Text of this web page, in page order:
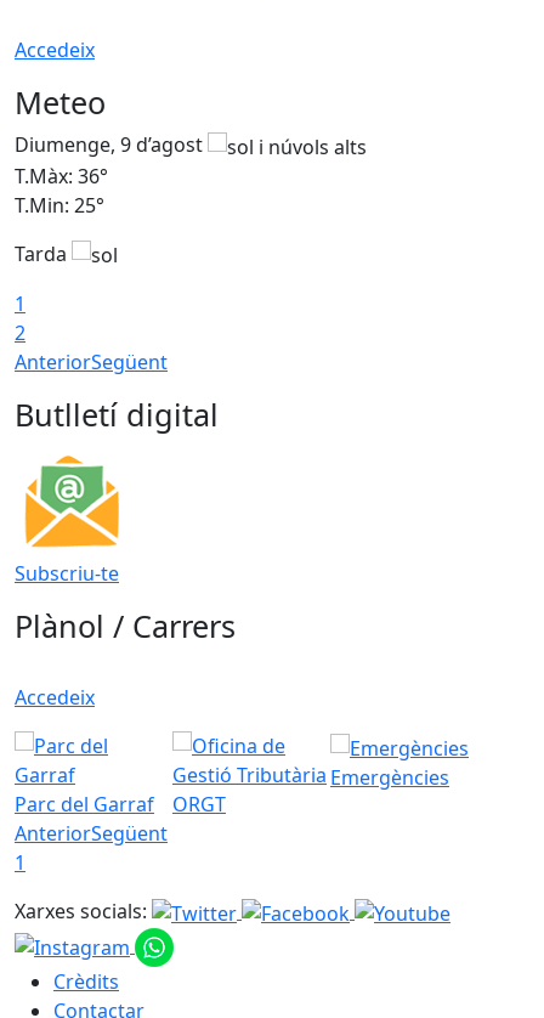
Accedeix
Meteo
Diumenge, 9 d’agost
T.Màx: 36°
T.Min: 25°
Tarda
1
2
AnteriorSegüent
Butlletí digital
Subscriu-te
Plànol / Carrers
Accedeix
Parc del Garraf ORGT
Emergències
AnteriorSegüent
1
Xarxes socials:
Crèdits
Contactar